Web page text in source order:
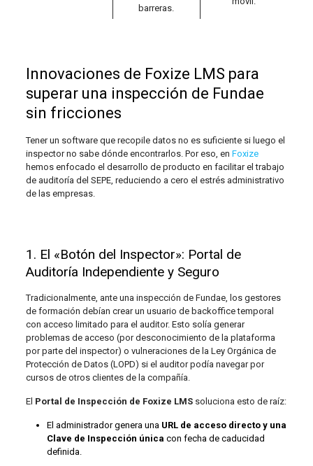
barreras.
Innovaciones de Foxize LMS para
superar una inspección de Fundae
sin fricciones
Tener un software que recopile datos no es suficiente si luego el
inspector no sabe dónde encontrarlos. Por eso, en Foxize
hemos enfocado el desarrollo de producto en facilitar el trabajo
de auditoría del SEPE, reduciendo a cero el estrés administrativo
de las empresas.
1. El «Botón del Inspector»: Portal de
Auditoría Independiente y Seguro
Tradicionalmente, ante una inspección de Fundae, los gestores
de formación debían crear un usuario de backoffice temporal
con acceso limitado para el auditor. Esto solía generar
problemas de acceso (por desconocimiento de la plataforma
por parte del inspector) o vulneraciones de la Ley Orgánica de
Protección de Datos (LOPD) si el auditor podía navegar por
cursos de otros clientes de la compañía.
El Portal de Inspección de Foxize LMSsoluciona esto de raíz:
El administrador genera una URL de acceso directo y una
Clave de Inspección única con fecha de caducidad
definida.